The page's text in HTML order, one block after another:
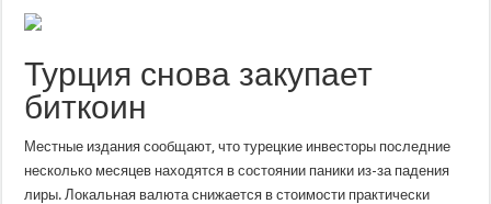
Турция снова закупает
биткоин
Местные издания сообщают, что турецкие инвесторы последние
несколько месяцев находятся в состоянии паники из-за падения
лиры. Локальная валюта снижается в стоимости практически